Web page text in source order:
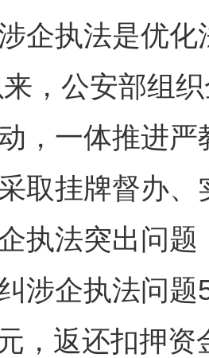
执法是优化
，公安部组
，一体推进
取挂牌督办
执法突出问
涉企执法问
，返还扣押